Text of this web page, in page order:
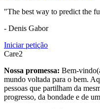
"The best way to predict the
- Denis Gabor
Iniciar petição
Care2
Nossa promessa: Bem-
mundo voltada para o bem.
pessoas que partilham da
progresso, da bondade e de